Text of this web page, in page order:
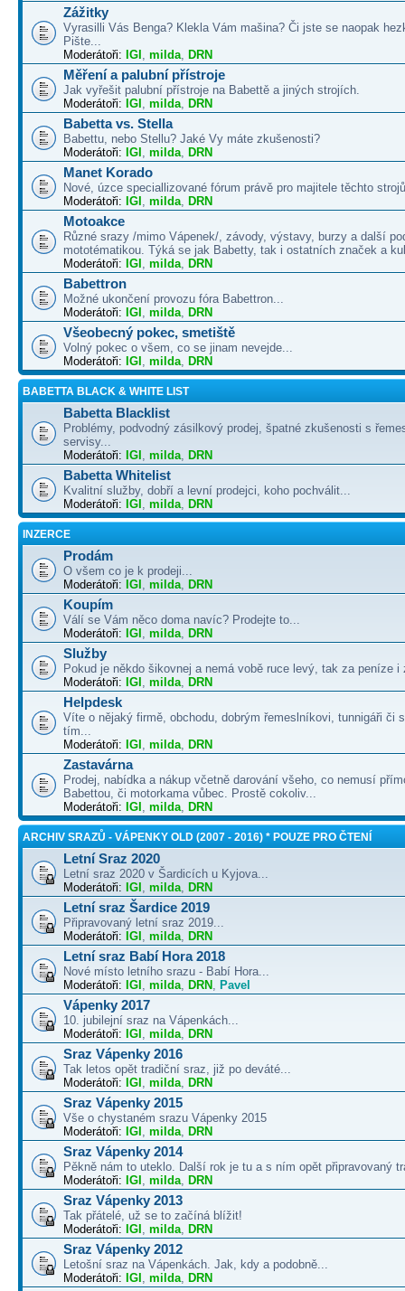
Zážitky
Vyrasilli Vás Benga? Klekla Vám mašina? Či jste se naopak
Pište...
Moderátoři: IGI , milda, DRN
Měření a palubní přístroje
Jak vyřešit palubní přístroje na Babettě a jiných strojích.
Moderátoři: IGI , milda, DRN
Babetta vs. Stella
Babettu, nebo Stellu? Jaké Vy máte zkušenosti?
Moderátoři: IGI , milda, DRN
Manet Korado
Nové, úzce speciallizované fórum právě pro majitele těchto
Moderátoři: IGI , milda, DRN
Motoakce
Různé srazy /mimo Vápenek/, závody, výstavy, burzy a další
mototématikou. Týká se jak Babetty, tak i ostatních značek a
Moderátoři: IGI , milda, DRN
Babettron
Možné ukončení provozu fóra Babettron...
Moderátoři: IGI , milda, DRN
Všeobecný pokec, smetiště
Volný pokec o všem, co se jinam nevejde...
Moderátoři: IGI , milda, DRN
BABETTA BLACK & WHITE LIST
Babetta Blacklist
Problémy, podvodný zásilkový prodej, špatné zkušenosti s
servisy...
Moderátoři: IGI , milda, DRN
Babetta Whitelist
Kvalitní služby, dobří a levní prodejci, koho pochválit...
Moderátoři: IGI , milda, DRN
INZERCE
Prodám
O všem co je k prodeji...
Moderátoři: IGI , milda, DRN
Koupím
Válí se Vám něco doma navíc? Prodejte to...
Moderátoři: IGI , milda, DRN
Služby
Pokud je někdo šikovnej a nemá vobě ruce levý, tak za peníze i
Moderátoři: IGI , milda, DRN
Helpdesk
Víte o nějaký firmě, obchodu, dobrým řemeslníkovi, tunnigáři či
tím...
Moderátoři: IGI , milda, DRN
Zastavárna
Prodej, nabídka a nákup včetně darování všeho, co nemusí
Babettou, či motorkama vůbec. Prostě cokoliv...
Moderátoři: IGI , milda, DRN
ARCHIV SRAZŮ - VÁPENKY OLD (2007 - 2016) * POUZE PRO ČTENÍ
Letní Sraz 2020
Letní sraz 2020 v Šardicích u Kyjova...
Moderátoři: IGI , milda, DRN
Letní sraz Šardice 2019
Připravovaný letní sraz 2019...
Moderátoři: IGI , milda, DRN
Letní sraz Babí Hora 2018
Nové místo letního srazu - Babí Hora...
Moderátoři: IGI , milda, DRN , Pavel
Vápenky 2017
10. jubilejní sraz na Vápenkách...
Moderátoři: IGI , milda, DRN
Sraz Vápenky 2016
Tak letos opět tradiční sraz, již po deváté...
Moderátoři: IGI , milda, DRN
Sraz Vápenky 2015
Vše o chystaném srazu Vápenky 2015
Moderátoři: IGI , milda, DRN
Sraz Vápenky 2014
Pěkně nám to uteklo. Další rok je tu a s ním opět připravovaný
Moderátoři: IGI , milda, DRN
Sraz Vápenky 2013
Tak přátelé, už se to začíná blížit!
Moderátoři: IGI , milda, DRN
Sraz Vápenky 2012
Letošní sraz na Vápenkách. Jak, kdy a podobně...
Moderátoři: IGI , milda, DRN